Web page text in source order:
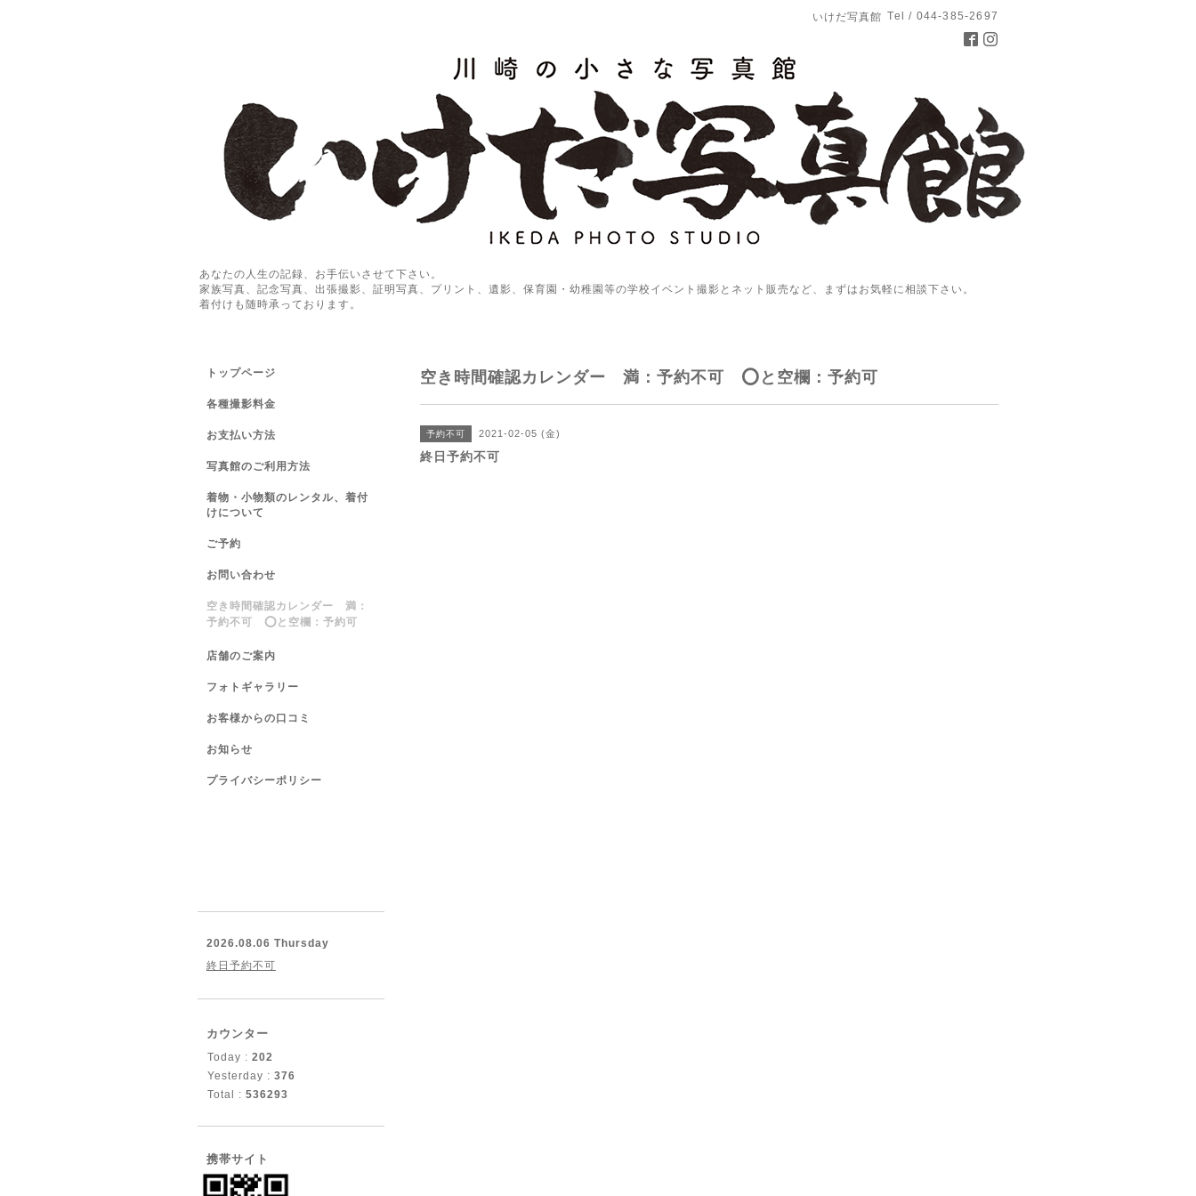
いけだ写真館 Tel / 044-385-2697
あなたの人生の記録、お手伝いさせて下さい。
家族写真、記念写真、出張撮影、証明写真、プリント、遺影、保育園・幼稚園等の学校イベント撮影とネット販売など、まずはお気軽に相談下さい。
着付けも随時承っております。
空き時間確認カレンダー 満：予約不可 ⭕️と空欄：予約可
予約不可 2021-02-05 (金)
終日予約不可
トップページ
各種撮影料金
お支払い方法
写真館のご利用方法
着物・小物類のレンタル、着付
けについて
ご予約
お問い合わせ
空き時間確認カレンダー 満：
予約不可 ⭕️と空欄：予約可
店舗のご案内
フォトギャラリー
お客様からの口コミ
お知らせ
プライバシーポリシー
2026.08.06 Thursday
終日予約不可
カウンター
Today : 202
Yesterday : 376
Total : 536293
携帯サイト